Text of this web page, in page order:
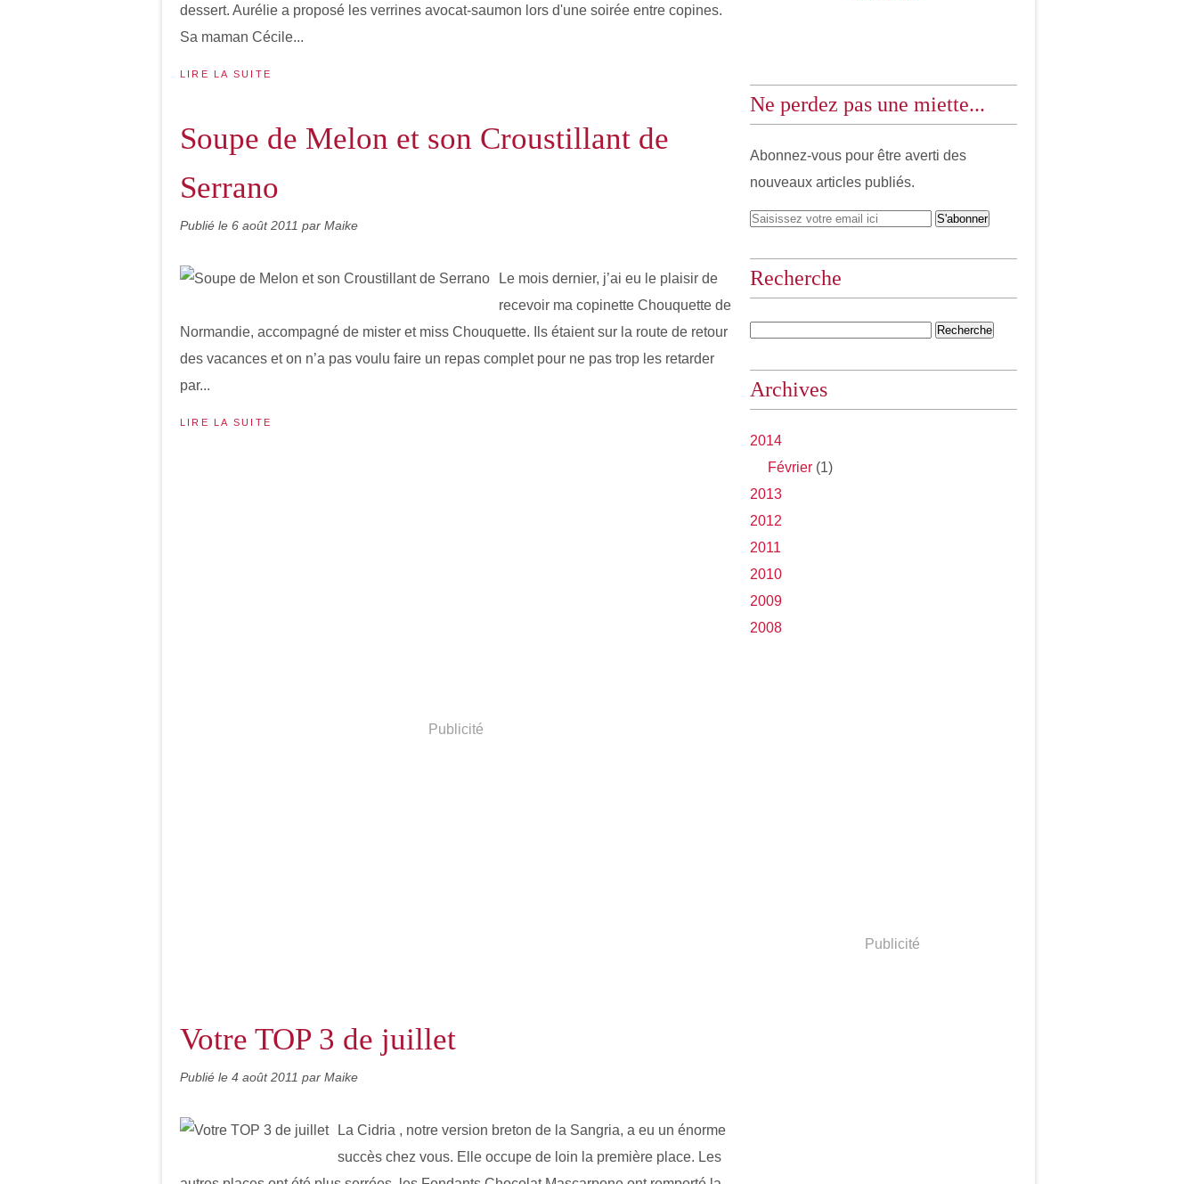
dessert. Aurélie a proposé les verrines avocat-saumon lors d'une soirée entre copines.
Sa maman Cécile...
LIRE LA SUITE
Soupe de Melon et son Croustillant de
Serrano
Publié le 6 août 2011 par Maike
Le mois dernier, j’ai eu le plaisir de
recevoir ma copinette Chouquette de
Normandie, accompagné de mister et miss Chouquette. Ils étaient sur la route de retour
des vacances et on n’a pas voulu faire un repas complet pour ne pas trop les retarder
par...
LIRE LA SUITE
Publicité
Votre TOP 3 de juillet
Publié le 4 août 2011 par Maike
La Cidria , notre version breton de la Sangria, a eu un énorme
succès chez vous. Elle occupe de loin la première place. Les
Ne perdez pas une miette...
Abonnez-vous pour être averti des
nouveaux articles publiés.
Recherche
Archives
2014
Février (1)
2013
2012
2011
2010
2009
2008
Publicité